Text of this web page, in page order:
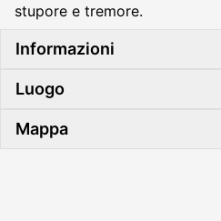
stupore e tremore.
Informazioni
Luogo
Mappa